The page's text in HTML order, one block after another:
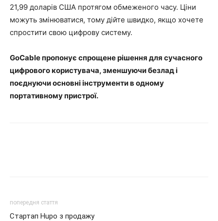
21,99 доларів США протягом обмеженого часу. Ціни
можуть змінюватися, тому дійте швидко, якщо хочете
спростити свою цифрову систему.
GoCable пропонує спрощене рішення для сучасного
цифрового користувача, зменшуючи безлад і
поєднуючи основні інструменти в одному
портативному пристрої.
попередня стаття
Стартап Hupo з продажу